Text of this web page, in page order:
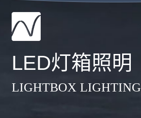
LED灯箱照明
LIGHTBOX LIGHTING